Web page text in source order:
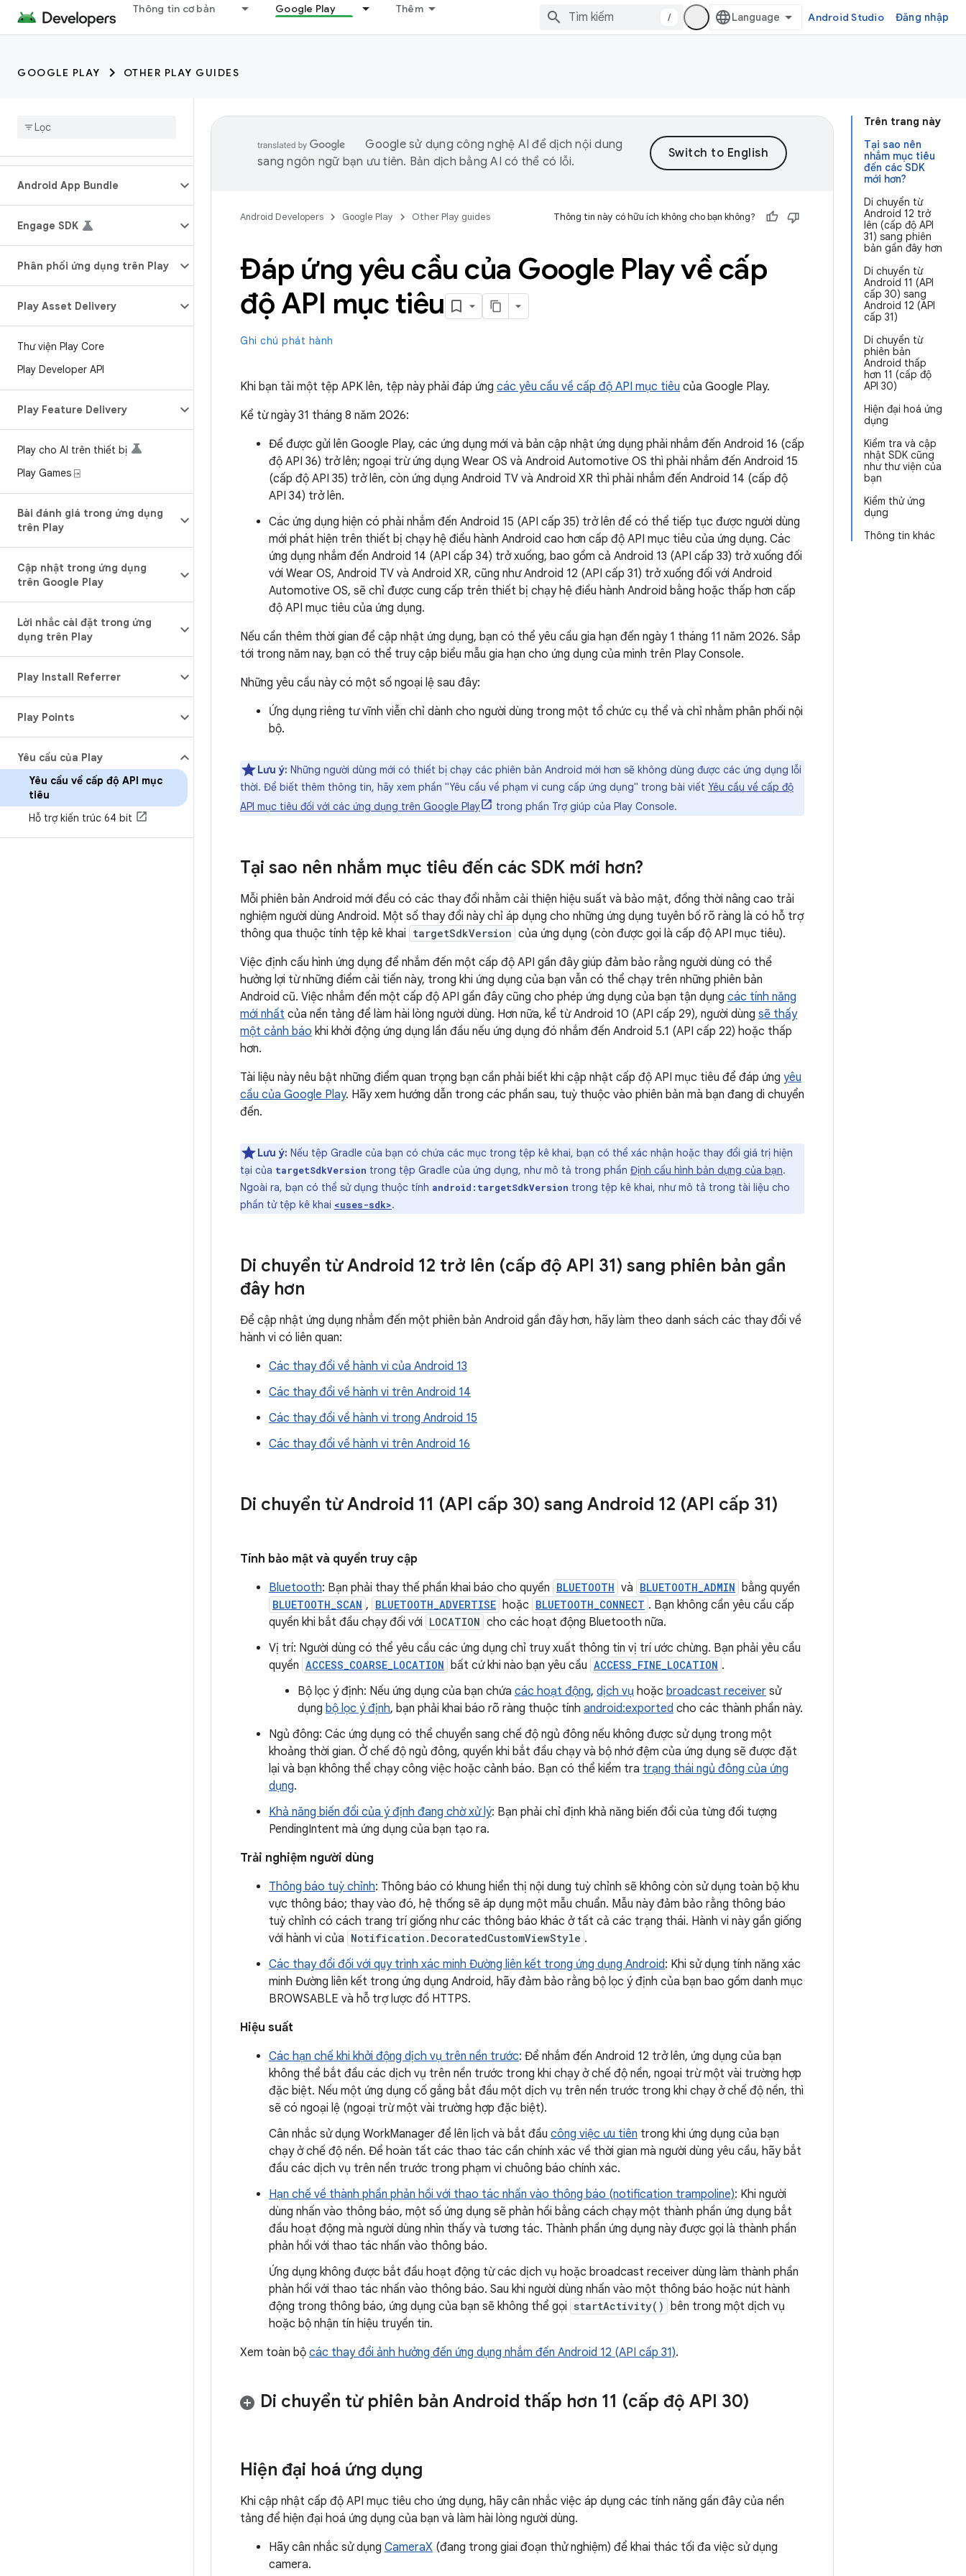
Thông tin cơ bản Google Play Thêm
/ Android Studio Đăng nhập
GOOGLE PLAY OTHER PLAY GUIDES
Android App Bundle
Engage SDK
Phân phối ứng dụng trên Play
Play Asset Delivery
Thư viện Play Core
Play Developer API
Play Feature Delivery
Play cho AI trên thiết bị
Play Games ⍈
Bài đánh giá trong ứng dụng
trên Play
Cập nhật trong ứng dụng
trên Google Play
Lời nhắc cài đặt trong ứng
dụng trên Play
Play Install Referrer
Play Points
Yêu cầu của Play
Yêu cầu về cấp độ API mục
tiêu
Hỗ trợ kiến trúc 64 bit
Trên trang này
Tại sao nên
nhắm mục tiêu
đến các SDK
mới hơn?
Di chuyển từ
Android 12 trở
lên (cấp độ API
31) sang phiên
bản gần đây hơn
Di chuyển từ
Android 11 (API
cấp 30) sang
Android 12 (API
cấp 31)
Di chuyển từ
phiên bản
Android thấp
hơn 11 (cấp độ
API 30)
Hiện đại hoá ứng
dụng
Kiểm tra và cập
nhật SDK cũng
như thư viện của
bạn
Kiểm thử ứng
dụng
Thông tin khác
Google sử dụng công nghệ AI để dịch nội dung
sang ngôn ngữ bạn ưu tiên. Bản dịch bằng AI có thể có lỗi.
Android Developers Google Play Other Play guides Thông tin này có hữu ích không cho bạn không?
Đáp ứng yêu cầu của Google Play về cấp
độ API mục tiêu
Ghi chú phát hành
Khi bạn tải một tệp APK lên, tệp này phải đáp ứng các yêu cầu về cấp độ API mục tiêu của Google Play.
Kể từ ngày 31 tháng 8 năm 2026:
Để được gửi lên Google Play, các ứng dụng mới và bản cập nhật ứng dụng phải nhắm đến Android 16 (cấp
độ API 36) trở lên; ngoại trừ ứng dụng Wear OS và Android Automotive OS thì phải nhắm đến Android 15
(cấp độ API 35) trở lên, còn ứng dụng Android TV và Android XR thì phải nhắm đến Android 14 (cấp độ
API 34) trở lên.
Các ứng dụng hiện có phải nhắm đến Android 15 (API cấp 35) trở lên để có thể tiếp tục được người dùng
mới phát hiện trên thiết bị chạy hệ điều hành Android cao hơn cấp độ API mục tiêu của ứng dụng. Các
ứng dụng nhắm đến Android 14 (API cấp 34) trở xuống, bao gồm cả Android 13 (API cấp 33) trở xuống đối
với Wear OS, Android TV và Android XR, cũng như Android 12 (API cấp 31) trở xuống đối với Android
Automotive OS, sẽ chỉ được cung cấp trên thiết bị chạy hệ điều hành Android bằng hoặc thấp hơn cấp
độ API mục tiêu của ứng dụng.
Nếu cần thêm thời gian để cập nhật ứng dụng, bạn có thể yêu cầu gia hạn đến ngày 1 tháng 11 năm 2026. Sắp
tới trong năm nay, bạn có thể truy cập biểu mẫu gia hạn cho ứng dụng của mình trên Play Console.
Những yêu cầu này có một số ngoại lệ sau đây:
Ứng dụng riêng tư vĩnh viễn chỉ dành cho người dùng trong một tổ chức cụ thể và chỉ nhằm phân phối nội
bộ.
Lưu ý: Những người dùng mới có thiết bị chạy các phiên bản Android mới hơn sẽ không dùng được các ứng dụng lỗi
thời. Để biết thêm thông tin, hãy xem phần "Yêu cầu về phạm vi cung cấp ứng dụng" trong bài viết Yêu cầu về cấp độ
API mục tiêu đối với các ứng dụng trên Google Play
trong phần Trợ giúp của Play Console.
Tại sao nên nhắm mục tiêu đến các SDK mới hơn?
Mỗi phiên bản Android mới đều có các thay đổi nhằm cải thiện hiệu suất và bảo mật, đồng thời nâng cao trải
nghiệm người dùng Android. Một số thay đổi này chỉ áp dụng cho những ứng dụng tuyên bố rõ ràng là có hỗ trợ
thông qua thuộc tính tệp kê khai targetSdkVersion của ứng dụng (còn được gọi là cấp độ API mục tiêu).
Việc định cấu hình ứng dụng để nhắm đến một cấp độ API gần đây giúp đảm bảo rằng người dùng có thể
hưởng lợi từ những điểm cải tiến này, trong khi ứng dụng của bạn vẫn có thể chạy trên những phiên bản
Android cũ. Việc nhắm đến một cấp độ API gần đây cũng cho phép ứng dụng của bạn tận dụng các tính năng
mới nhất của nền tảng để làm hài lòng người dùng. Hơn nữa, kể từ Android 10 (API cấp 29), người dùng sẽ thấy
một cảnh báo khi khởi động ứng dụng lần đầu nếu ứng dụng đó nhắm đến Android 5.1 (API cấp 22) hoặc thấp
hơn.
Tài liệu này nêu bật những điểm quan trọng bạn cần phải biết khi cập nhật cấp độ API mục tiêu để đáp ứng yêu
cầu của Google Play. Hãy xem hướng dẫn trong các phần sau, tuỳ thuộc vào phiên bản mà bạn đang di chuyển
đến.
Lưu ý: Nếu tệp Gradle của bạn có chứa các mục trong tệp kê khai, bạn có thể xác nhận hoặc thay đổi giá trị hiện
tại của targetSdkVersion trong tệp Gradle của ứng dụng, như mô tả trong phần Định cấu hình bản dựng của bạn.
Ngoài ra, bạn có thể sử dụng thuộc tính android:targetSdkVersion trong tệp kê khai, như mô tả trong tài liệu cho
phần tử tệp kê khai <uses-sdk>.
Di chuyển từ Android 12 trở lên (cấp độ API 31) sang phiên bản gần
đây hơn
Để cập nhật ứng dụng nhắm đến một phiên bản Android gần đây hơn, hãy làm theo danh sách các thay đổi về
hành vi có liên quan:
Các thay đổi về hành vi của Android 13
Các thay đổi về hành vi trên Android 14
Các thay đổi về hành vi trong Android 15
Các thay đổi về hành vi trên Android 16
Di chuyển từ Android 11 (API cấp 30) sang Android 12 (API cấp 31)
Tính bảo mật và quyền truy cập
Bluetooth: Bạn phải thay thế phần khai báo cho quyền BLUETOOTH và BLUETOOTH_ADMIN bằng quyền
BLUETOOTH_SCAN , BLUETOOTH_ADVERTISE hoặc BLUETOOTH_CONNECT . Bạn không cần yêu cầu cấp
quyền khi bắt đầu chạy đối với LOCATION cho các hoạt động Bluetooth nữa.
Vị trí: Người dùng có thể yêu cầu các ứng dụng chỉ truy xuất thông tin vị trí ước chừng. Bạn phải yêu cầu
quyền ACCESS_COARSE_LOCATION bất cứ khi nào bạn yêu cầu ACCESS_FINE_LOCATION .
Bộ lọc ý định: Nếu ứng dụng của bạn chứa các hoạt động, dịch vụ hoặc broadcast receiver sử
dụng bộ lọc ý định, bạn phải khai báo rõ ràng thuộc tính android:exported cho các thành phần này.
Ngủ đông: Các ứng dụng có thể chuyển sang chế độ ngủ đông nếu không được sử dụng trong một
khoảng thời gian. Ở chế độ ngủ đông, quyền khi bắt đầu chạy và bộ nhớ đệm của ứng dụng sẽ được đặt
lại và bạn không thể chạy công việc hoặc cảnh báo. Bạn có thể kiểm tra trạng thái ngủ đông của ứng
dụng.
Khả năng biến đổi của ý định đang chờ xử lý: Bạn phải chỉ định khả năng biến đổi của từng đối tượng
PendingIntent mà ứng dụng của bạn tạo ra.
Trải nghiệm người dùng
Thông báo tuỳ chỉnh: Thông báo có khung hiển thị nội dung tuỳ chỉnh sẽ không còn sử dụng toàn bộ khu
vực thông báo; thay vào đó, hệ thống sẽ áp dụng một mẫu chuẩn. Mẫu này đảm bảo rằng thông báo
tuỳ chỉnh có cách trang trí giống như các thông báo khác ở tất cả các trạng thái. Hành vi này gần giống
với hành vi của Notification.DecoratedCustomViewStyle .
Các thay đổi đối với quy trình xác minh Đường liên kết trong ứng dụng Android: Khi sử dụng tính năng xác
minh Đường liên kết trong ứng dụng Android, hãy đảm bảo rằng bộ lọc ý định của bạn bao gồm danh mục
BROWSABLE và hỗ trợ lược đồ HTTPS.
Hiệu suất
Các hạn chế khi khởi động dịch vụ trên nền trước: Để nhắm đến Android 12 trở lên, ứng dụng của bạn
không thể bắt đầu các dịch vụ trên nền trước trong khi chạy ở chế độ nền, ngoại trừ một vài trường hợp
đặc biệt. Nếu một ứng dụng cố gắng bắt đầu một dịch vụ trên nền trước trong khi chạy ở chế độ nền, thì
sẽ có ngoại lệ (ngoại trừ một vài trường hợp đặc biệt).
Cân nhắc sử dụng WorkManager để lên lịch và bắt đầu công việc ưu tiên trong khi ứng dụng của bạn
chạy ở chế độ nền. Để hoàn tất các thao tác cần chính xác về thời gian mà người dùng yêu cầu, hãy bắt
đầu các dịch vụ trên nền trước trong phạm vi chuông báo chính xác.
Hạn chế về thành phần phản hồi với thao tác nhấn vào thông báo (notification trampoline): Khi người
dùng nhấn vào thông báo, một số ứng dụng sẽ phản hồi bằng cách chạy một thành phần ứng dụng bắt
đầu hoạt động mà người dùng nhìn thấy và tương tác. Thành phần ứng dụng này được gọi là thành phần
phản hồi với thao tác nhấn vào thông báo.
Ứng dụng không được bắt đầu hoạt động từ các dịch vụ hoặc broadcast receiver dùng làm thành phần
phản hồi với thao tác nhấn vào thông báo. Sau khi người dùng nhấn vào một thông báo hoặc nút hành
động trong thông báo, ứng dụng của bạn sẽ không thể gọi startActivity() bên trong một dịch vụ
hoặc bộ nhận tín hiệu truyền tin.
Xem toàn bộ các thay đổi ảnh hưởng đến ứng dụng nhắm đến Android 12 (API cấp 31).
Di chuyển từ phiên bản Android thấp hơn 11 (cấp độ API 30)
Hiện đại hoá ứng dụng
Khi cập nhật cấp độ API mục tiêu cho ứng dụng, hãy cân nhắc việc áp dụng các tính năng gần đây của nền
tảng để hiện đại hoá ứng dụng của bạn và làm hài lòng người dùng.
Hãy cân nhắc sử dụng CameraX (đang trong giai đoạn thử nghiệm) để khai thác tối đa việc sử dụng
camera.